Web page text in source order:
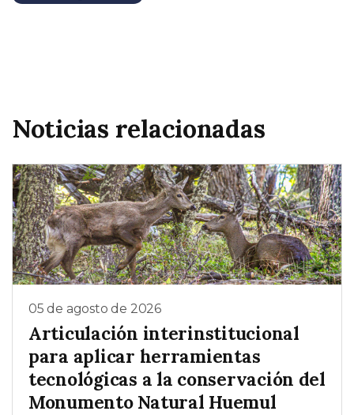
Noticias relacionadas
05 de agosto de 2026
Articulación interinstitucional
para aplicar herramientas
tecnológicas a la conservación del
Monumento Natural Huemul